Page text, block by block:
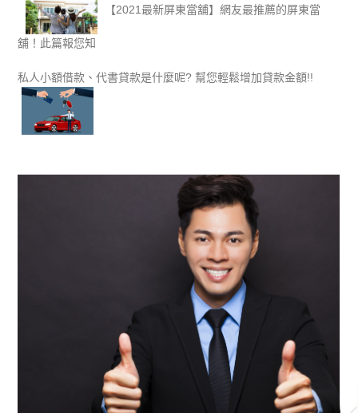
【2021最新屏東當舖】網友最推薦的屏東當
舖！此篇報您知
私人小額借款、代書貸款是什麼呢? 幫您輕鬆增加貸款金額!!